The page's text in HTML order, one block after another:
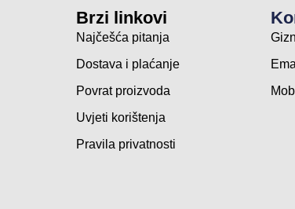
Brzi linkovi
Najčešća pitanja
Dostava i plaćanje
Povrat proizvoda
Uvjeti korištenja
Pravila privatnosti